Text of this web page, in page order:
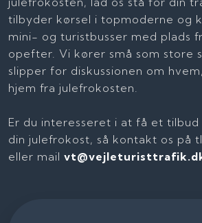
tilbyder kørsel i topmoderne og
mini- og turistbusser med plads
opefter. Vi kører små som store
slipper for diskussionen om
hjem fra julefrokosten.
Er du interesseret i at få et
din julefrokost, så kontakt os på
eller mail